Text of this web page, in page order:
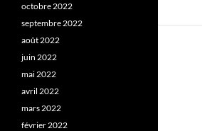
octobre 2022
septembre 2022
août 2022
juin 2022
mai 2022
avril 2022
mars 2022
février 2022